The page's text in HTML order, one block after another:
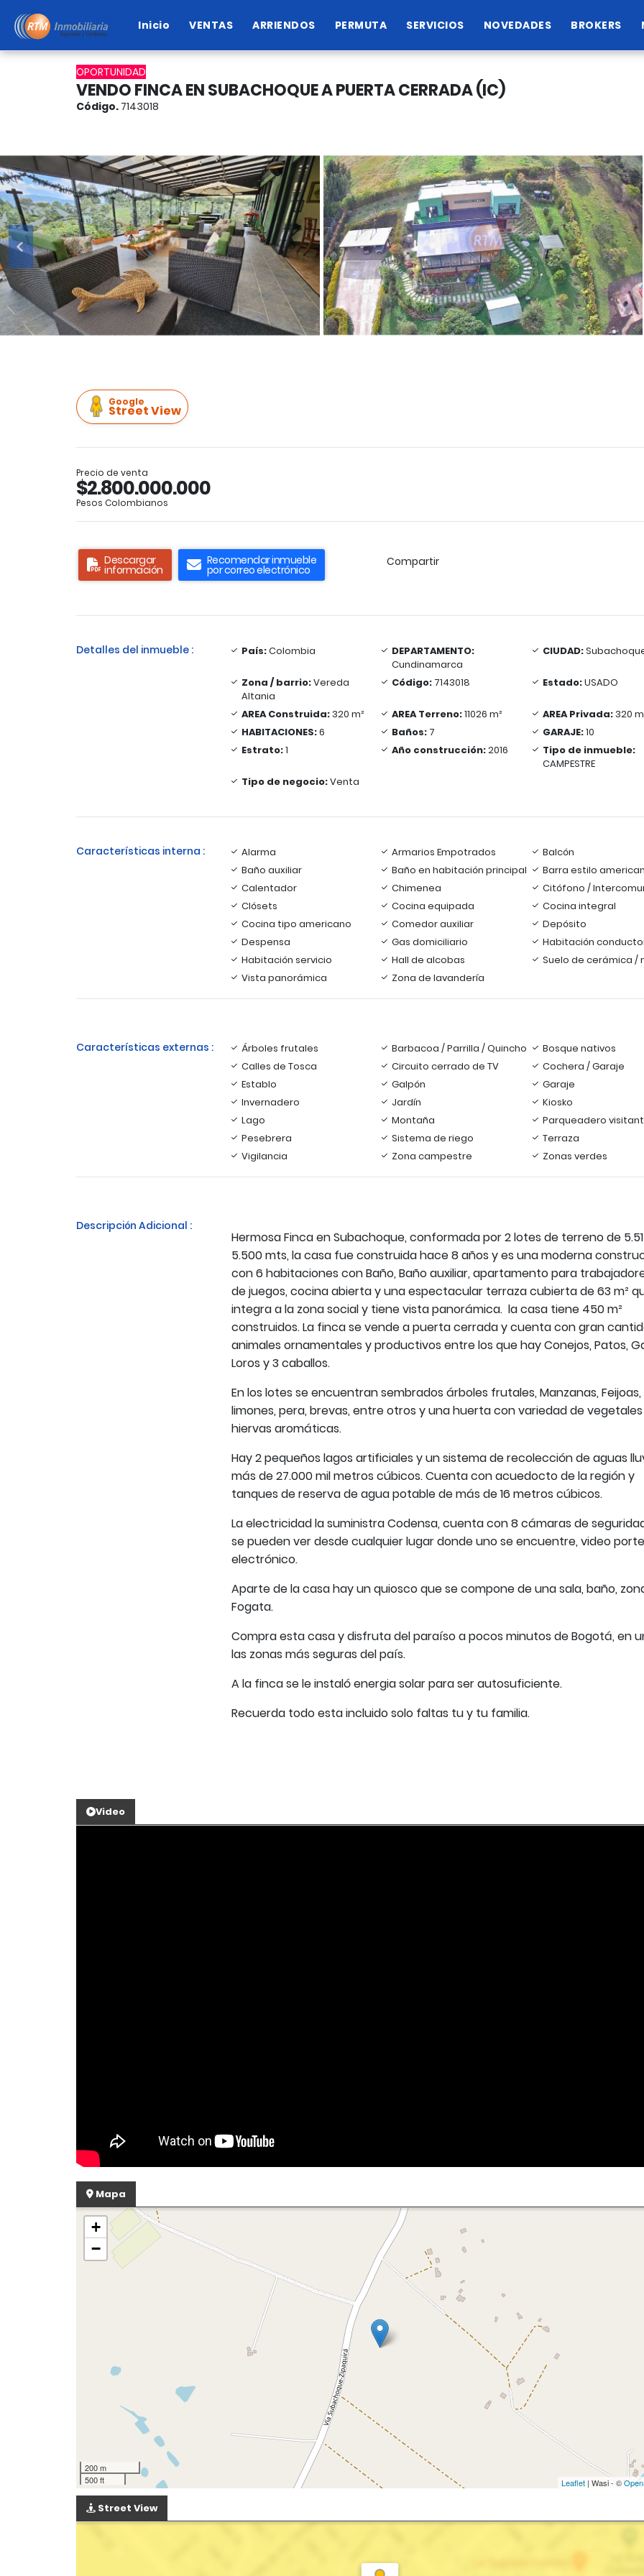
Inicio VENTAS ARRIENDOS PERMUTA SERVICIOS NOVEDADES BROKERS
OPORTUNIDAD
VENDO FINCA EN SUBACHOQUE A PUERTA CERRADA (IC)
Código. 7143018
Google
Street View
Precio de venta
$2.800.000.000
Pesos Colombianos
Descargar
información
Recomendar inmueble
por correo electrónico
Compartir
Detalles del inmueble : País:Colombia
DEPARTAMENTO:
Cundinamarca
CIUDAD:
Zona / barrio:Vereda
Altania
Código: 7143018 Estado:USADO
AREA Construida:320 m² AREA Terreno:11026 m² AREA Privada:320
HABITACIONES:6 Baños: 7 GARAJE:10
Estrato:1 Año construcción:2016
Tipo de inmueble:
CAMPESTRE
Tipo de negocio:Venta
Características interna : Alarma Armarios Empotrados
Balcón
Baño auxiliar
Baño en habitación principal
Barra estilo
Calentador
Chimenea
Citófono /
Clósets
Cocina equipada
Cocina integral
Cocina tipo americano
Comedor auxiliar
Depósito
Despensa
Gas domiciliario
Habitación
Habitación servicio
Hall de alcobas
Suelo de cerámica /
Vista panorámica
Zona de lavandería
Características externas : Árboles frutales Barbacoa / Parrilla / Quincho
Bosque nativos
Calles de Tosca
Circuito cerrado de TV
Cochera / Garaje
Establo
Galpón
Garaje
Invernadero
Jardín
Kiosko
Lago
Montaña
Parqueadero
Pesebrera
Sistema de riego
Terraza
Vigilancia
Zona campestre Zonas verdes
Descripción Adicional :
Hermosa Finca en Subachoque, conformada por 2 lotes de terreno de
5.500 mts, la casa fue construida hace 8 años y es una moderna
con 6 habitaciones con Baño, Baño auxiliar, apartamento para
de juegos, cocina abierta y una espectacular terraza cubierta de 63 m²
integra a la zona social y tiene vista panorámica. la casa tiene 450 m²
construidos. La finca se vende a puerta cerrada y cuenta con gran
animales ornamentales y productivos entre los que hay Conejos, Patos,
Loros y 3 caballos.
En los lotes se encuentran sembrados árboles frutales, Manzanas, Feijoas,
limones, pera, brevas, entre otros y una huerta con variedad de
hiervas aromáticas.
Hay 2 pequeños lagos artificiales y un sistema de recolección de aguas
más de 27.000 mil metros cúbicos. Cuenta con acuedocto de la región y
tanques de reserva de agua potable de más de 16 metros cúbicos.
La electricidad la suministra Codensa, cuenta con 8 cámaras de
se pueden ver desde cualquier lugar donde uno se encuentre, video
electrónico.
Aparte de la casa hay un quiosco que se compone de una sala, baño,
Fogata.
Compra esta casa y disfruta del paraíso a pocos minutos de Bogotá, en
las zonas más seguras del país.
A la finca se le instaló energia solar para ser autosuficiente.
Recuerda todo esta incluido solo faltas tu y tu familia.
Video
Mapa
+
−
200 m
500 ft
Leaflet | Wasi - ©
Street View